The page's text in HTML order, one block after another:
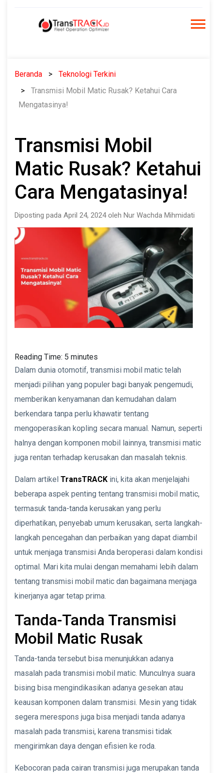
Beranda
Teknologi Terkini
Transmisi Mobil Matic Rusak? Ketahui Cara
Mengatasinya!
Transmisi Mobil
Matic Rusak? Ketahui
Cara Mengatasinya!
Diposting pada April 24, 2024 oleh Nur Wachda Mihmidati
Reading Time: 5 minutes
Dalam dunia otomotif, transmisi mobil matic telah
menjadi pilihan yang populer bagi banyak pengemudi,
memberikan kenyamanan dan kemudahan dalam
berkendara tanpa perlu khawatir tentang
mengoperasikan kopling secara manual. Namun, seperti
halnya dengan komponen mobil lainnya, transmisi matic
juga rentan terhadap kerusakan dan masalah teknis.
Dalam artikel TransTRACK ini, kita akan menjelajahi
beberapa aspek penting tentang transmisi mobil matic,
termasuk tanda-tanda kerusakan yang perlu
diperhatikan, penyebab umum kerusakan, serta langkah-
langkah pencegahan dan perbaikan yang dapat diambil
untuk menjaga transmisi Anda beroperasi dalam kondisi
optimal. Mari kita mulai dengan memahami lebih dalam
tentang transmisi mobil matic dan bagaimana menjaga
kinerjanya agar tetap prima.
Tanda-Tanda Transmisi
Mobil Matic Rusak
Tanda-tanda tersebut bisa menunjukkan adanya
masalah pada transmisi mobil matic. Munculnya suara
bising bisa mengindikasikan adanya gesekan atau
keausan komponen dalam transmisi. Mesin yang tidak
segera merespons juga bisa menjadi tanda adanya
masalah pada transmisi, karena transmisi tidak
mengirimkan daya dengan efisien ke roda.
Kebocoran pada cairan transmisi juga merupakan tanda